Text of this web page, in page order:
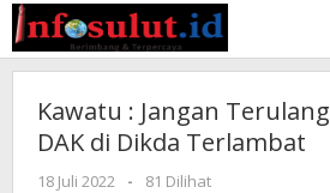
Lewati
ke
konten
Kawatu : Jangan
DAK di Dikda Terlambat
18 Juli 2022
oleh
-
81 Dilihat